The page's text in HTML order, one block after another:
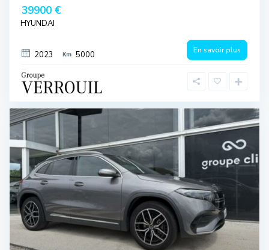
39900 €
HYUNDAI
2023 5000 En savoir plus